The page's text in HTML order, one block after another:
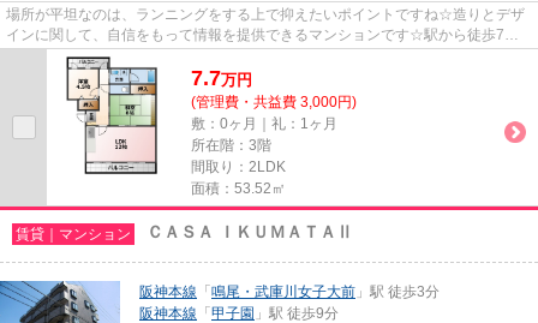
場所が平坦なのは、ランニングをする上で抑えたいポイントですね☆造りとデザ
インに関して、自信をもって情報を提供できるマンションです☆駅から徒歩7分
の物件で、アクセス良好です☆気...
7.7万円
(管理費・共益費 3,000円)
敷：0ヶ月｜礼：1ヶ月
所在階：3階
間取り：2LDK
面積：53.52㎡
賃貸｜マンション ＣＡＳＡ ＩＫＵＭＡＴＡⅡ
阪神本線 「 鳴尾・武庫川女子大前 」駅 徒歩3分
阪神本線 「 甲子園 」駅 徒歩9分